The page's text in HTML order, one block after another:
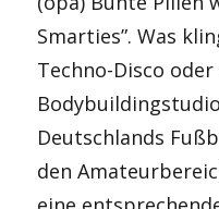
Smarties”. Was
Techno-Disco
Deutschlands
den